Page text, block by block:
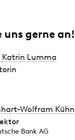
uns gerne an!
Katrin Lumma
Wolfram Kühn
Bank AG